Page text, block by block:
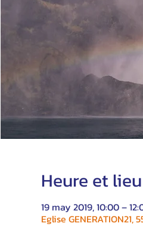
Heure et lieu
19 may 2019, 10:00 –
Eglise